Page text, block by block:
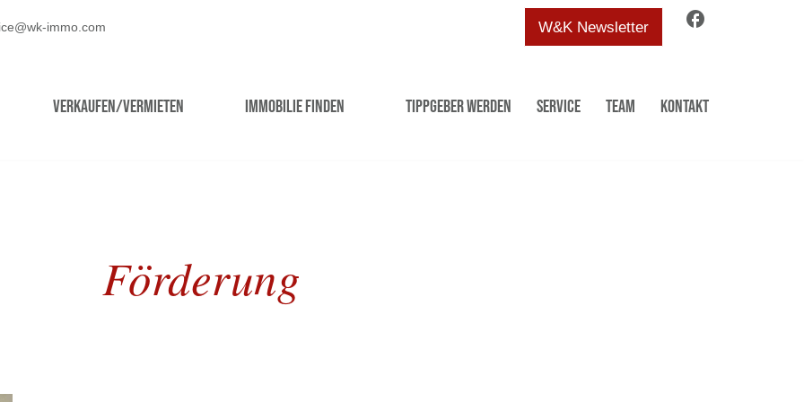
immo.com W&K Newsletter facebook
Verkaufen/Vermieten Immobilie finden Tippgeber werden Service Team Kontakt
Förderung